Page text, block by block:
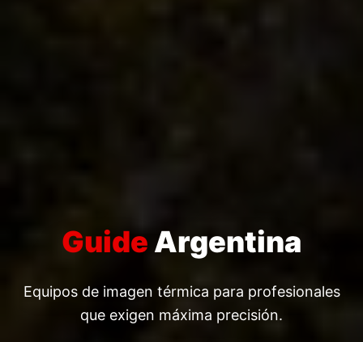
Guide Argentina
Equipos de imagen térmica para profesionales
que exigen máxima precisión.